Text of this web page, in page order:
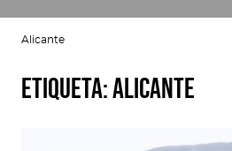
Alicante
Etiqueta:Alicante